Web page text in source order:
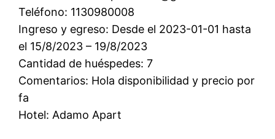
Teléfono: 1130980008
Ingreso y egreso: Desde el 2023-01-01 hasta
el 15/8/2023 – 19/8/2023
Cantidad de huéspedes: 7
Comentarios: Hola disponibilidad y precio por
fa
Hotel: Adamo Apart